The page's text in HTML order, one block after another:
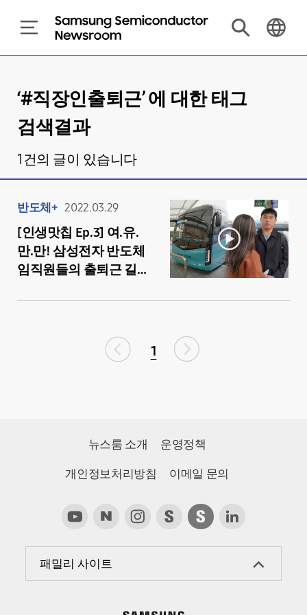
‘#직장인출퇴근’ 에 대한 태그
검색결과
1 건의 글이 있습니다
반도체+ 2022.03.29
[인생맛칩 Ep.3] 여.유.
만.만! 삼성전자 반도체
임직원들의 출퇴근 길이
1
뉴스룸 소개 운영정책
개인정보처리방침 이메일 문의
패밀리 사이트